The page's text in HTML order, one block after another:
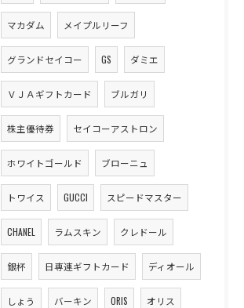
マカダム メイプルリーフ
グランドセイコー GS ダミエ
ＶＪＡギフトカード ブルガリ
株主優待券 セイコーアストロン
ホワイトゴールド ブローニュ
トワイス GUCCI スピードマスター
CHANEL ラムスキン クレドール
銀杯 日専連ギフトカード ディオール
しょう バーキン ORIS オリス